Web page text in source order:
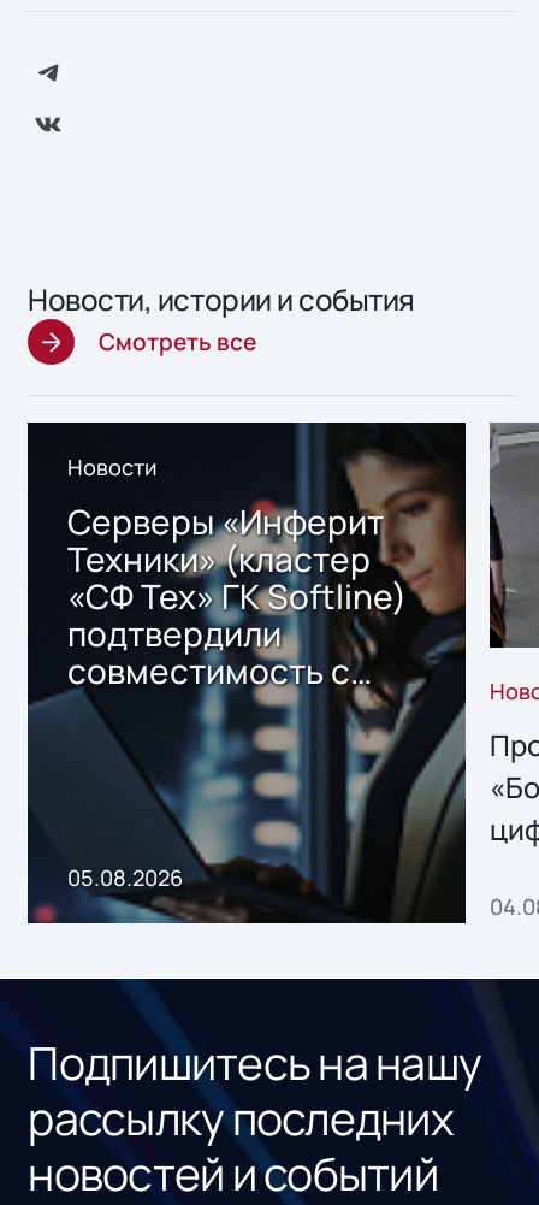
Новости, истории и события
Смотреть все
Новости
Серверы «Инферит
Техники» (кластер
«СФ Тех» ГК Softline)
подтвердили
совместимость с
решением Sharx
Storage 2.x для
хранения данных
05.08.2026
Подпишитесь на нашу
рассылку последних
новостей и событий